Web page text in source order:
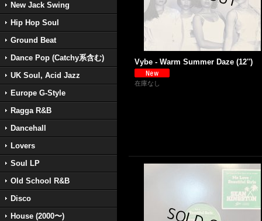
New Jack Swing
Hip Hop Soul
Ground Beat
Dance Pop (Catchy系含む)
UK Soul, Acid Jazz
Europe G-Style
Ragga R&B
Dancehall
Lovers
Soul LP
Old School R&B
Disco
House (2000〜)
Vybe - Warm Summer Daze (12'')
在庫なし